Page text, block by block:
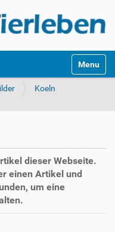
Toggle
Koeln
dieser Webseite.
einen Artikel und
um eine